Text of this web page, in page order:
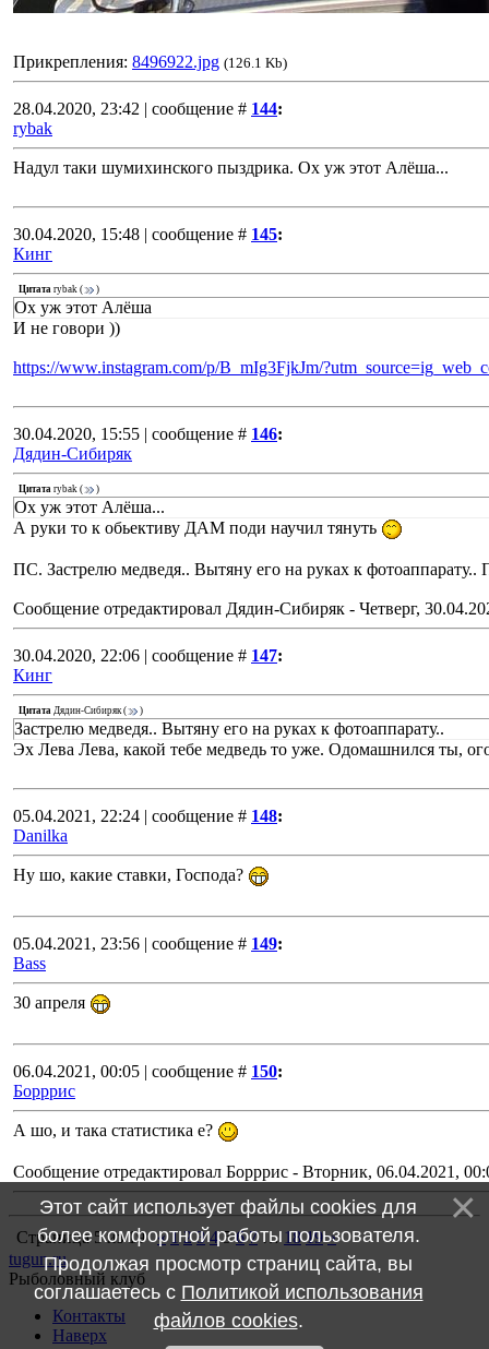
Прикрепления: 8496922.jpg (126.1 Kb)
28.04.2020, 23:42 | сообщение # 144:
rybak
Надул таки шумихинского пыздрика. Ох уж этот Алёша...
30.04.2020, 15:48 | сообщение # 145:
Кинг
Цитата rybak ( )
Ох уж этот Алёша
И не говори ))
https://www.instagram.com/p/B_mIg3FjkJm/
30.04.2020, 15:55 | сообщение # 146:
Дядин-Сибиряк
Цитата rybak ( )
Ох уж этот Алёша...
А руки то к обьективу ДАМ поди научил тянуть
ПС. Застрелю медведя.. Вытяну его на руках к фотоаппарату..
Сообщение отредактировал Дядин-Сибиряк - Четверг,
30.04.2020, 22:06 | сообщение # 147:
Кинг
Цитата Дядин-Сибиряк( )
Застрелю медведя.. Вытяну его на руках к фотоаппарату..
Эх Лева Лева, какой тебе медведь то уже. Одомашнился ты,
05.04.2021, 22:24 | сообщение # 148:
Danilka
Ну шо, какие ставки, Господа?
05.04.2021, 23:56 | сообщение # 149:
Bass
30 апреля
06.04.2021, 00:05 | сообщение # 150:
Борррис
А шо, и така статистика е?
Сообщение отредактировал Борррис - Вторник, 06.04.2021,
Страница5из19 « 1 2 3 4 5 6 7 … 18 19 »
tugun.ru
Рыболовный клуб
Контакты
Наверх
Этот сайт использует файлы cookies для
более комфортной работы пользователя.
Продолжая просмотр страниц сайта, вы
соглашаетесь с Политикой использования
файлов cookies.